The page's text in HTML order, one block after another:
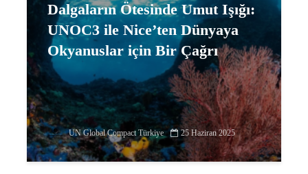
Dalgaların Ötesinde Umut Işığı:
UNOC3 ile Nice’ten Dünyaya
Okyanuslar için Bir Çağrı
UN Global Compact Türkiye 25 Haziran 2025